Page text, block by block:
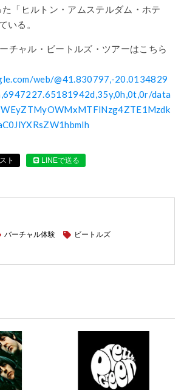
「ヒルトン・アムステルダム・ホテ
いる。
チャル・ビートルズ・ツアーはこちら
web/@41.830797,-20.0134829
data
ト LINEで送る
バーチャル体験 ビートルズ